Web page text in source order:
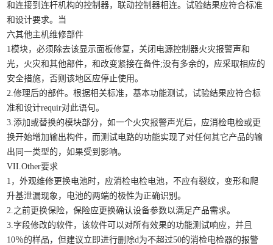
和连接到连杆机构的控制器，联动控制器相连。试验结果应符合标准
和设计要求。当
六其他主机维修部件
1模块，必须除去该显示面板修复，关闭电源控制器火灾报警声和
光，火灾和其他部件，和改变紧接在备件;没有多余的，应采取相应的
安全措施，否则该地区应停止使用。
2.修理后的部件。根据相关标准，基本功能测试，试验结果应符合标
准和设计requir对此语句。
3.添加或替换的模块部分，如一个火灾报警声光后，应消检电检或更
换开始增加输出构件，而测试电路的功能实现了对任何其它产品的输
出同一类型的，如果受到影响。
VII.Other要求
1，外观维修更换电池时，应消检电检电池，不应有裂纹，变形和爬
升基泄漏现象，电池的两端的极性为正确识别。
2.之前更换保险，保险应更换确认设备参数以满足产品需求。
3.字段修改的软件，该软件可以对所有效果的功能测试响应，并且
10％的样品，但建议立即进行删除d为不超过50的消检电检器的报警